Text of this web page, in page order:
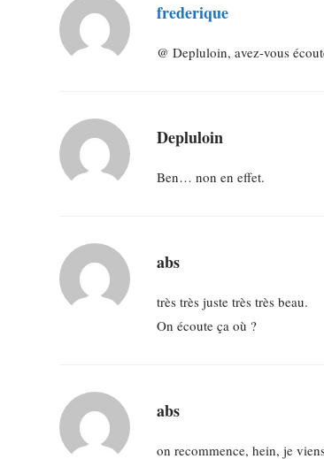
frederique
@ Depluloin, avez-vous
Depluloin
Ben… non en effet.
abs
très très juste très très beau.
On écoute ça où ?
abs
on recommence, hein, je